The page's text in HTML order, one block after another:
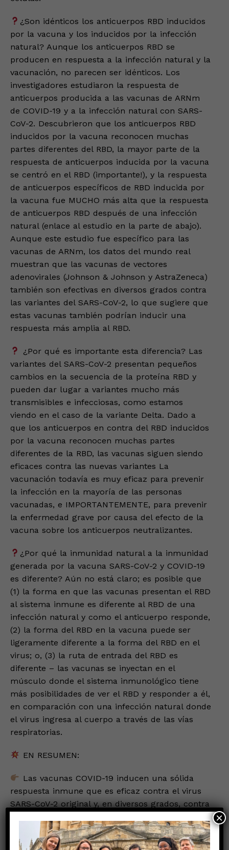
¿Son idénticos los anticuerpos RBD inducidos
por la vacuna y los inducidos por la infección
natural? Aunque los anticuerpos RBD se
producen en respuesta a la infección natural y la
vacunación, no parecen ser idénticos. Los
investigadores estudiaron la respuesta de
anticuerpos producida a las vacunas de ARNm
de COVID-19 y a la infección natural con SARS-
CoV-2. Descubrieron que los anticuerpos RBD
inducidos por la vacuna reconocen muchas
partes diferentes del RBD, la mayor parte de la
respuesta de anticuerpos inducida por la vacuna
se centró en el RBD (importante!), y la respuesta
de anticuerpos específicos de RBD inducida por
la vacuna fue MUCHO más alta que la respuesta
de anticuerpos RBD después de una infección
natural (enlace al estudio en la parte de abajo).
Aunque este estudio fue específico para las
vacunas de ARNm, los datos del mundo real
muestran que las vacunas de vectores
adenovirales (Johnson & Johnson y AstraZeneca)
también son efectivas en diversos grados contra
las variantes del SARS-CoV-2, lo que sugiere que
estas vacunas también podrían inducir una
respuesta más amplia al RBD.
¿Por qué es importante esta diferencia? Las
variantes del SARS-CoV-2 presentan pequeños
cambios en la secuencia de la proteína RBD y
pueden dar lugar a variantes mucho más
transmisibles e infecciosas, como estamos
viendo en el caso de la variante Delta. Dado a
que los anticuerpos en contra del RBD inducidos
por la vacuna reconocen muchas partes
diferentes de la RBD, las vacunas siguen siendo
eficaces contra las nuevas variantes La
vacunación todavía es muy eficaz para prevenir
la infección en la mayoría de las personas
vacunadas, e IMPORTANTEMENTE, para prevenir
la enfermedad grave por causa del efecto de la
vacuna sobre los anticuerpos neutralizantes.
¿Por qué la inmunidad natural a la inmunidad
generada por la vacuna SARS-CoV-2 y COVID-19
es diferente? Aún no está claro; es posible que
(1) la forma en que las vacunas presentan el RBD
al sistema inmune es diferente al RBD de una
infección natural y como el anticuerpo responde,
(2) la forma del RBD en la vacuna puede ser
ligeramente diferente a la forma del RBD en el
virus; o, (3) la ruta de entrada del RBD es
diferente – las vacunas se inyectan en el
músculo donde el sistema inmunológico tiene
más posibilidades de ver el RBD y responder a él,
en comparación con una infección natural donde
el virus ingresa al cuerpo a través de las vías
respiratorias.
EN RESUMEN:
Las vacunas COVID-19 inducen una sólida
respuesta inmune que es eficaz contra el virus
SARS-CoV-2 original y, en diversos grados, contra
IMPORTANTE, las vacunas COVID-19 SÍ
×